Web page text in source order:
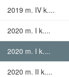
2019 m. IV k....
2020 m. I k....
2020 m. I k....
2020 m. II k....